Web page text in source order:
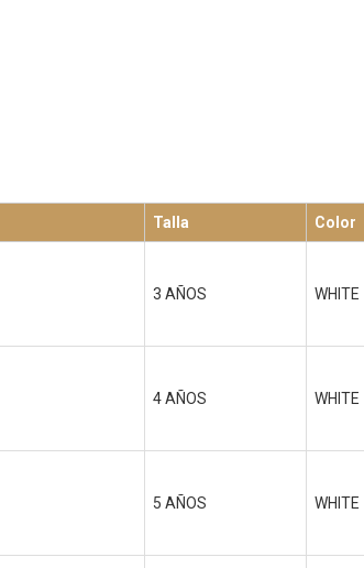
Talla Color
3 AÑOS WHITE
4 AÑOS WHITE
5 AÑOS WHITE